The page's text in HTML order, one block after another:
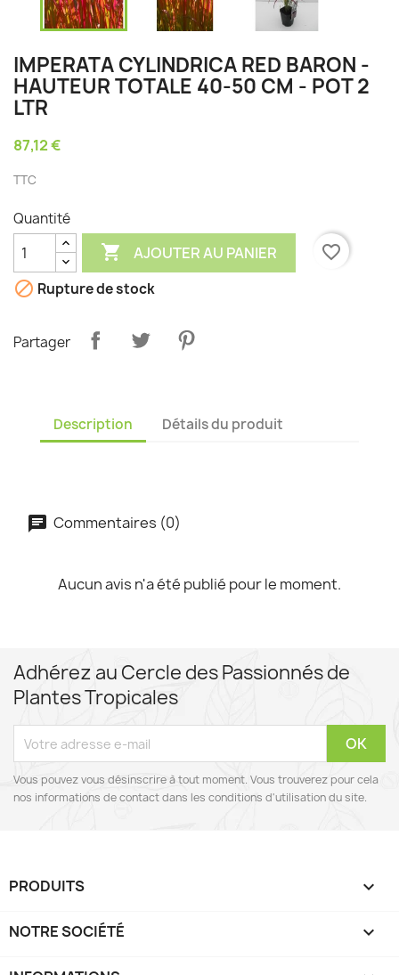
IMPERATA CYLINDRICA RED BARON -
HAUTEUR TOTALE 40-50 CM - POT 2
LTR
87,12 €
TTC
Quantité
 AJOUTER AU PANIER
favorite_border
 Rupture de stock
Partager
Description Détails du produit
Commentaires (0)
Aucun avis n'a été publié pour le moment.
Adhérez au Cercle des Passionnés de
Plantes Tropicales
Vous pouvez vous désinscrire à tout moment. Vous trouverez pour cela
nos informations de contact dans les conditions d'utilisation du site.
PRODUITS 
NOTRE SOCIÉTÉ 